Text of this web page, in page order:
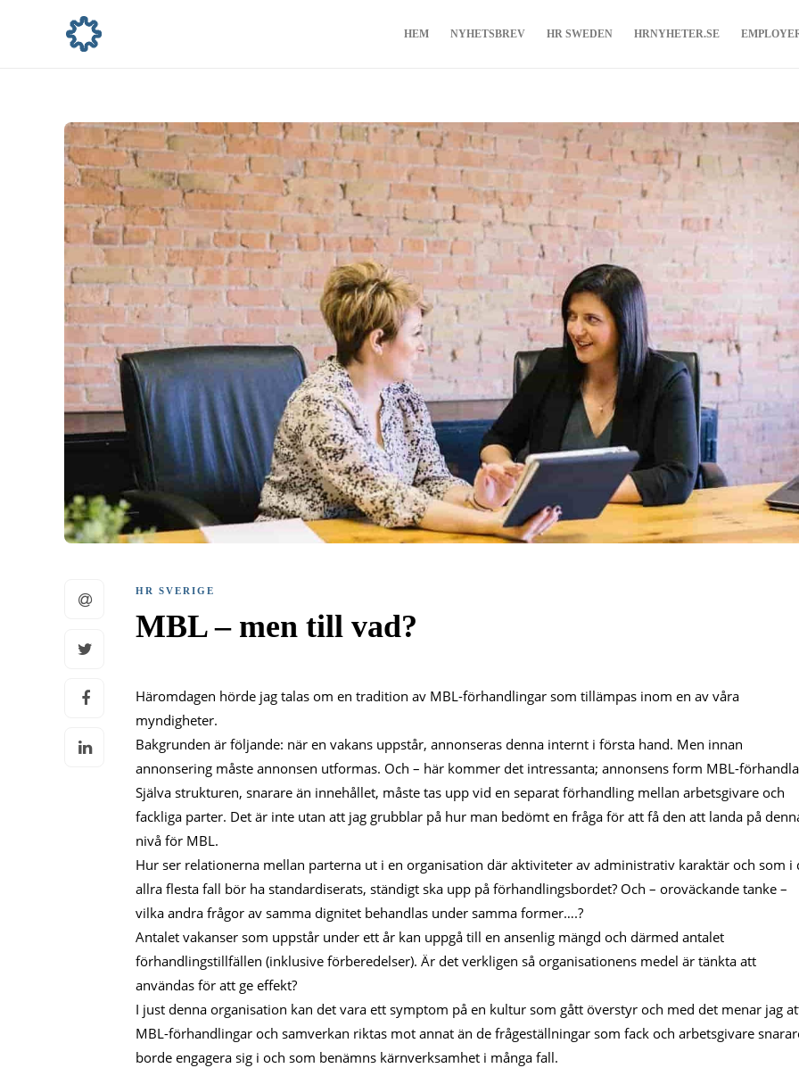
HEM NYHETSBREV HR SWEDEN HRNYHETER.SE
HR SVERIGE
MBL – men till vad?
Häromdagen hörde jag talas om en tradition av MBL-förhandlingar som tillämpas inom en av våra
myndigheter.
Bakgrunden är följande: när en vakans uppstår, annonseras denna internt i första hand. Men innan
annonsering måste annonsen utformas. Och – här kommer det intressanta; annonsens form MBL-
Själva strukturen, snarare än innehållet, måste tas upp vid en separat förhandling mellan arbetsgivare och
fackliga parter. Det är inte utan att jag grubblar på hur man bedömt en fråga för att få den att landa på
nivå för MBL.
Hur ser relationerna mellan parterna ut i en organisation där aktiviteter av administrativ karaktär och som i
allra flesta fall bör ha standardiserats, ständigt ska upp på förhandlingsbordet? Och – oroväckande tanke –
vilka andra frågor av samma dignitet behandlas under samma former….?
Antalet vakanser som uppstår under ett år kan uppgå till en ansenlig mängd och därmed antalet
förhandlingstillfällen (inklusive förberedelser). Är det verkligen så organisationens medel är tänkta att
användas för att ge effekt?
I just denna organisation kan det vara ett symptom på en kultur som gått överstyr och med det menar jag
MBL-förhandlingar och samverkan riktas mot annat än de frågeställningar som fack och arbetsgivare
borde engagera sig i och som benämns kärnverksamhet i många fall.